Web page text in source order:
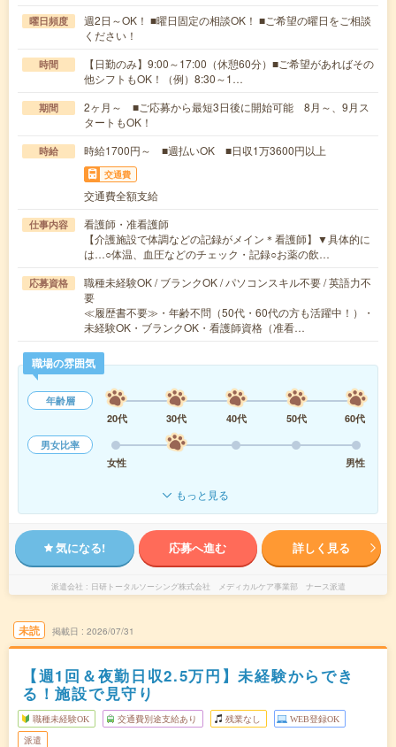
曜日頻度
週2日～OK！ ■曜日固定の相談OK！ ■ご希望の曜日をご相談
ください！
時間
【日勤のみ】9:00～17:00（休憩60分）■ご希望があればその
他シフトもOK！（例）8:30～1…
期間
2ヶ月～ ■ご応募から最短3日後に開始可能 8月～、9月ス
タートもOK！
時給 時給1700円～ ■週払いOK ■日収1万3600円以上
交通費
交通費全額支給
仕事内容
看護師・准看護師
【介護施設で体調などの記録がメイン＊看護師】▼具体的に
は…○体温、血圧などのチェック・記録○お薬の飲…
応募資格
職種未経験OK / ブランクOK / パソコンスキル不要 / 英語力不
要
≪履歴書不要≫・年齢不問（50代・60代の方も活躍中！）・
未経験OK・ブランクOK・看護師資格（准看…
職場の雰囲気
年齢層
20代
30代 40代 50代
60代
男女比率
女性
男性
もっと見る
気になる! 応募へ進む 詳しく見る
派遣会社 日研トータルソーシング株式会社 メディカルケア事業部 ナース派遣
未読 掲載日 2026/07/31
【週1回＆夜勤日収2.5万円】未経験からでき
る！施設で見守り
職種未経験OK 交通費別途支給あり 残業なし WEB登録OK
派遣